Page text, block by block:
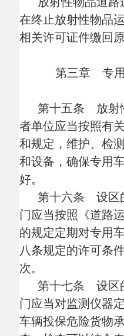
非放射性物品的，不
射性物品混装。
人（以下简称托运人
故应急方案，在放射
的辐射防护和安全保
品运输中的核与辐射
运人（以下简称承运人
射性物品道路运输资
符合本企业或者单位
可的运输范围负责。
第二十二条 非经
运输单位应当按照《放
理条例》《中华人民
和本规定的要求履行
务，并负相应责任。
非经营性放射性物